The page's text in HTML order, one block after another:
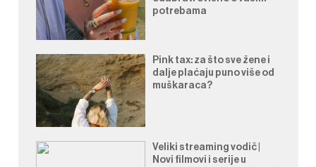
potrebama
Pink tax: za što sve žene i
dalje plaćaju puno više od
muškaraca?
Veliki streaming vodič |
Novi filmovi i serije u